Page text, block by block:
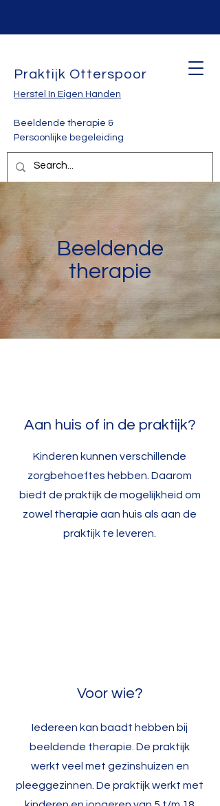
Praktijk Otterspoor
Herstel In Eigen Handen
Beeldende therapie &
Persoonlijke begeleiding
Beeldende
therapie
Aan huis of in de praktijk?
Kinderen kunnen verschillende
zorgbehoeftes hebben. Daarom
biedt de praktijk de mogelijkheid om
zowel therapie aan huis als aan de
praktijk te leveren.
Voor wie?
Iedereen kan baadt hebben bij
beeldende therapie. De praktijk
werkt veel met gezinshuizen en
pleeggezinnen. De praktijk werkt met